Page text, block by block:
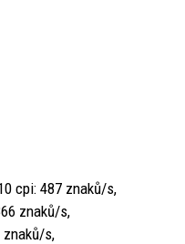
cpi: 487 znaků/s,
znaků/s,
znaků/s,